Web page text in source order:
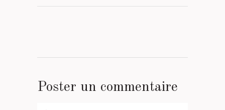
Poster un commentaire